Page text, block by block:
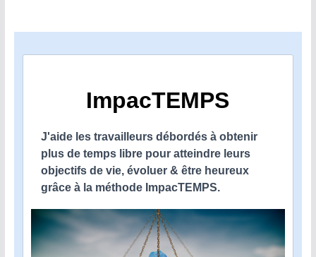
ImpacTEMPS
J'aide les travailleurs débordés à obtenir
plus de temps libre pour atteindre leurs
objectifs de vie, évoluer & être heureux
grâce à la méthode ImpacTEMPS.